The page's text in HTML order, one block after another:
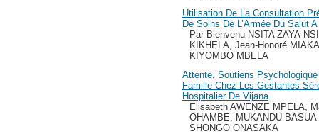
Utilisation De La Consultation
De Soins De L’Armée Du Salut
Par Bienvenu NSITA ZAYA-
KIKHELA, Jean-Honoré
KIYOMBO MBELA
Attente, Soutiens
Famille Chez Les Gestantes
Hospitalier De Vijana
Elisabeth AWENZE MPELA,
OHAMBE, MUKANDU
SHONGO ONASAKA